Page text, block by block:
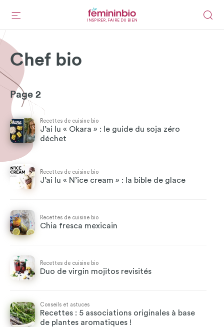
INSPIRER, FAIRE DU BIEN
Chef bio
Page 2
Recettes de cuisine bio
J’ai lu « Okara » : le guide du soja zéro
déchet
Recettes de cuisine bio
J’ai lu « N’ice cream » : la bible de glace
Recettes de cuisine bio
Chia fresca mexicain
Recettes de cuisine bio
Duo de virgin mojitos revisités
Conseils et astuces
Recettes : 5 associations originales à base
de plantes aromatiques !